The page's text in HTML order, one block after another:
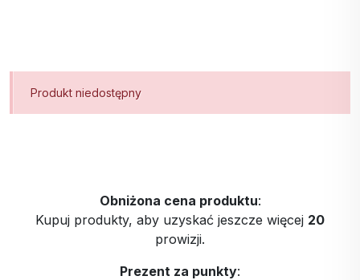
Produkt niedostępny
Obniżona cena produktu:
Kupuj produkty, aby uzyskać jeszcze więcej 20
prowizji.
Prezent za punkty: